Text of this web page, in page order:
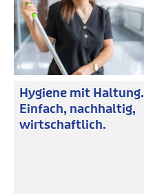
Hygiene mit Haltung.
Einfach, nachhaltig,
wirtschaftlich.